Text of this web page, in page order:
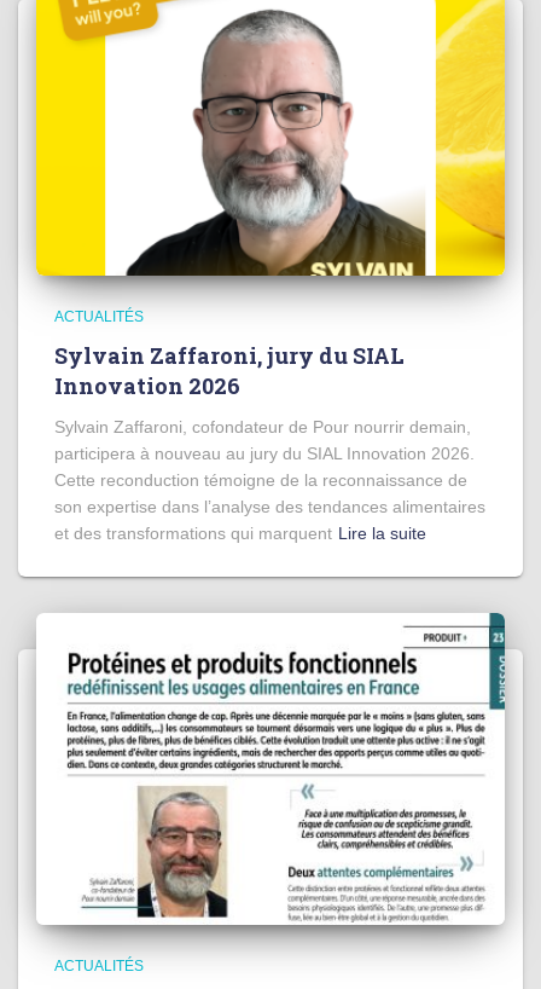
ACTUALITÉS
Sylvain Zaffaroni, jury du SIAL
Innovation 2026
Sylvain Zaffaroni, cofondateur de Pour nourrir demain,
participera à nouveau au jury du SIAL Innovation 2026.
Cette reconduction témoigne de la reconnaissance de
son expertise dans l’analyse des tendances alimentaires
et des transformations qui marquent Lire la suite
ACTUALITÉS